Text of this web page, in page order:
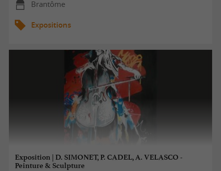
Brantôme
Expositions
Exposition | D. SIMONET, P. CADEL, A. VELASCO -
Peinture & Sculpture